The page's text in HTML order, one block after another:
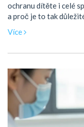
ochranu dítěte i celé
a proč je to tak
Více